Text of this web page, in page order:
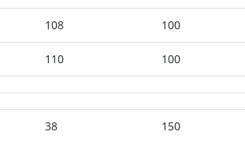
108 100
110 100
38 150